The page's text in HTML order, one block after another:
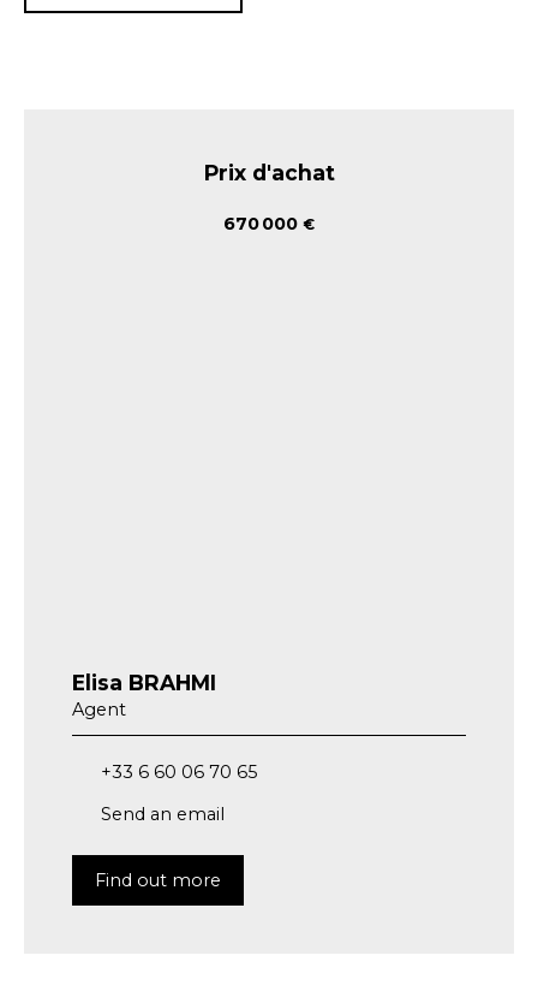
Prix d'achat
670 000 €
Elisa BRAHMI
Agent
+33 6 60 06 70 65
Send an email
Find out more